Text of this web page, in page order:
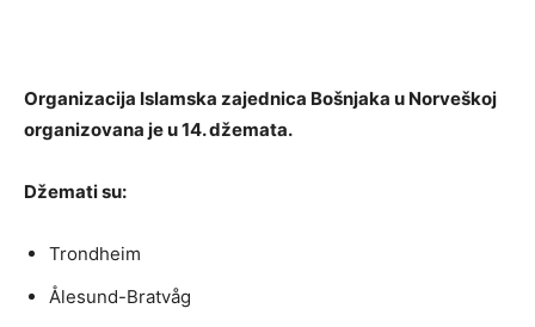
Organizacija Islamska zajednica Bošnjaka u Norveškoj
organizovana je u 14. džemata.
Džemati su:
Trondheim
Ålesund-Bratvåg